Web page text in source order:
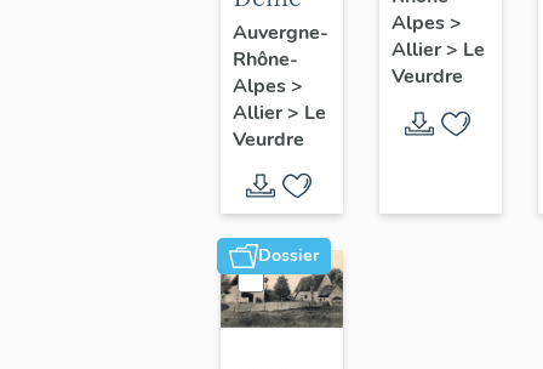
actuellement
musée
dit
Maison
de la
Batellerie
Auvergne-
Rhône-
Alpes>
Allier> Le
Veurdre
Alpes>
Allier> Le
Veurdre
Dossier